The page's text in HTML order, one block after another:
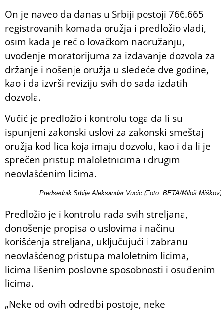
On je naveo da danas u Srbiji postoji 766.665
registrovanih komada oružja i predložio vladi,
osim kada je reč o lovačkom naoružanju,
uvođenje moratorijuma za izdavanje dozvola za
držanje i nošenje oružja u sledeće dve godine,
kao i da izvrši reviziju svih do sada izdatih
dozvola.
Vučić je predložio i kontrolu toga da li su
ispunjeni zakonski uslovi za zakonski smeštaj
oružja kod lica koja imaju dozvolu, kao i da li je
sprečen pristup maloletnicima i drugim
neovlašćenim licima.
Predsednik Srbije Aleksandar Vucic (Foto: BETA/Miloš Miškov)
Predložio je i kontrolu rada svih streljana,
donošenje propisa o uslovima i načinu
korišćenja streljana, uključujući i zabranu
neovlašćenog pristupa maloletnim licima,
licima lišenim poslovne sposobnosti i osuđenim
licima.
„Neke od ovih odredbi postoje, neke